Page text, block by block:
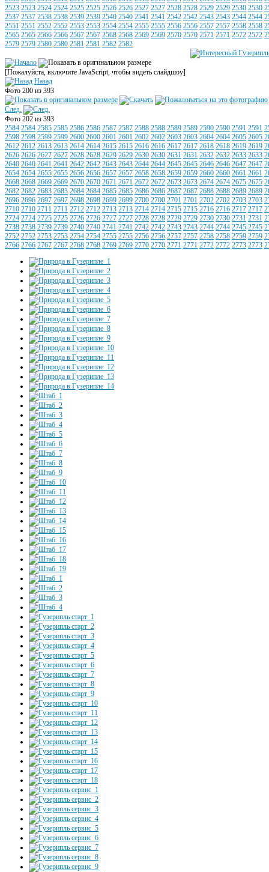
2523 2523 2524 2524 2525 2525 2526 2526 2527 2527 2528 2528 2529 2529 2530 2530
2537 2537 2538 2538 2539 2539 2540 2540 2541 2541 2542 2542 2543 2543 2544 2544
2551 2551 2552 2552 2553 2553 2554 2554 2555 2555 2556 2556 2557 2557 2558 2558
2565 2565 2566 2566 2567 2567 2568 2568 2569 2569 2570 2570 2571 2571 2572 2572
2579 2579 2580 2580 2581 2581 2582 2582
[Пожалуйста, включите JavaScript, чтобы видеть слайдшоу]
Назад
Фото 200 из 393
След.
Фото 202 из 393
2584 2584 2585 2585 2586 2586 2587 2587 2588 2588 2589 2589 2590 2590 2591 2591
2598 2598 2599 2599 2600 2600 2601 2601 2602 2602 2603 2603 2604 2604 2605 2605
2612 2612 2613 2613 2614 2614 2615 2615 2616 2616 2617 2617 2618 2618 2619 2619
2626 2626 2627 2627 2628 2628 2629 2629 2630 2630 2631 2631 2632 2632 2633 2633
2640 2640 2641 2641 2642 2642 2643 2643 2644 2644 2645 2645 2646 2646 2647 2647
2654 2654 2655 2655 2656 2656 2657 2657 2658 2658 2659 2659 2660 2660 2661 2661
2668 2668 2669 2669 2670 2670 2671 2671 2672 2672 2673 2673 2674 2674 2675 2675
2682 2682 2683 2683 2684 2684 2685 2685 2686 2686 2687 2687 2688 2688 2689 2689
2696 2696 2697 2697 2698 2698 2699 2699 2700 2700 2701 2701 2702 2702 2703 2703
2710 2710 2711 2711 2712 2712 2713 2713 2714 2714 2715 2715 2716 2716 2717 2717
2724 2724 2725 2725 2726 2726 2727 2727 2728 2728 2729 2729 2730 2730 2731 2731
2738 2738 2739 2739 2740 2740 2741 2741 2742 2742 2743 2743 2744 2744 2745 2745
2752 2752 2753 2753 2754 2754 2755 2755 2756 2756 2757 2757 2758 2758 2759 2759
2766 2766 2767 2767 2768 2768 2769 2769 2770 2770 2771 2771 2772 2772 2773 2773